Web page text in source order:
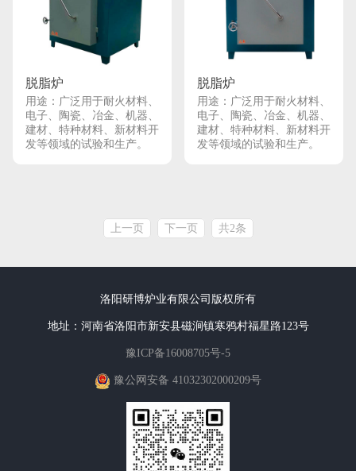
脱脂炉
用途：广泛用于耐火材料、
电子、陶瓷、冶金、机器、
建材、特种材料、新材料开
发等领域的试验和生产。
脱脂炉
用途：广泛用于耐火材料、
电子、陶瓷、冶金、机器、
建材、特种材料、新材料开
发等领域的试验和生产。
上一页 下一页 共2条
洛阳研博炉业有限公司版权所有
地址：河南省洛阳市新安县磁涧镇寒鸦村福星路123号
豫ICP备16008705号-5
豫公网安备 41032302000209号